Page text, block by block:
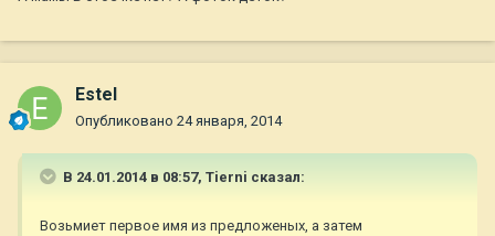
Estel
Опубликовано 24 января, 2014
В 24.01.2014 в 08:57, Tierni сказал:
Возьмиет первое имя из предложеных, а затем